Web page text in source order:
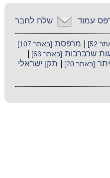
שלח לחבר עמוד
52] מרפסת [באתר 107]
שרברבות [באתר 63]
[באתר 20] תקן ישראלי